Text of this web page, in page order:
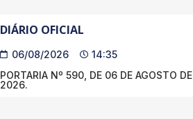
DIÁRIO OFICIAL
06/08/2026
14:35
PORTARIA Nº 590, DE 06 DE AGOSTO DE
2026.